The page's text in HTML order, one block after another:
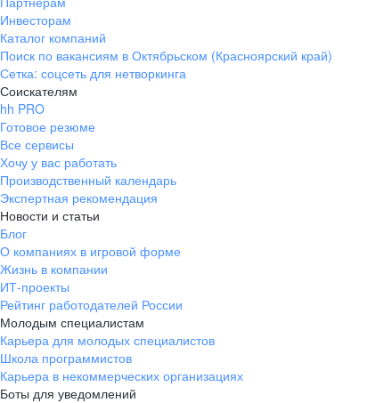
Инвесторам
Каталог компаний
Поиск по вакансиям в Октябрьском (Красноярский край)
Сетка: соцсеть для нетворкинга
Соискателям
hh PRO
Готовое резюме
Все сервисы
Хочу у вас работать
Производственный календарь
Экспертная рекомендация
Новости и статьи
Блог
О компаниях в игровой форме
Жизнь в компании
ИТ-проекты
Рейтинг работодателей России
Молодым специалистам
Карьера для молодых специалистов
Школа программистов
Карьера в некоммерческих организациях
Боты для уведомлений